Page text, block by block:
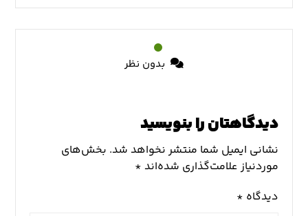
بدون نظر
دیدگاهتان را بنویسید
نشانی ایمیل شما منتشر نخواهد شد. بخش‌های
موردنیاز علامت‌گذاری شده‌اند *
دیدگاه *